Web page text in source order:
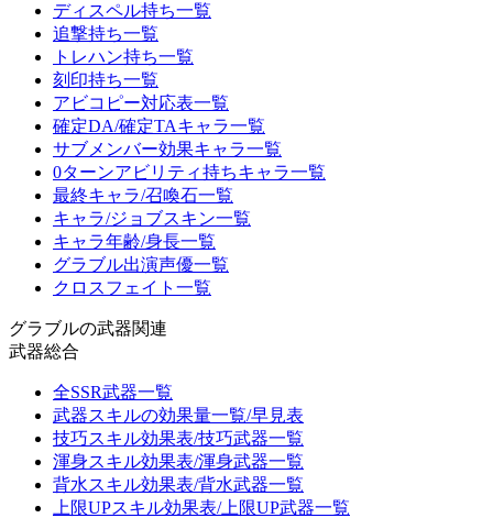
ディスペル持ち一覧
追撃持ち一覧
トレハン持ち一覧
刻印持ち一覧
アビコピー対応表一覧
確定DA/確定TAキャラ一覧
サブメンバー効果キャラ一覧
0ターンアビリティ持ちキャラ一覧
最終キャラ/召喚石一覧
キャラ/ジョブスキン一覧
キャラ年齢/身長一覧
グラブル出演声優一覧
クロスフェイト一覧
グラブルの武器関連
武器総合
全SSR武器一覧
武器スキルの効果量一覧/早見表
技巧スキル効果表/技巧武器一覧
渾身スキル効果表/渾身武器一覧
背水スキル効果表/背水武器一覧
上限UPスキル効果表/上限UP武器一覧